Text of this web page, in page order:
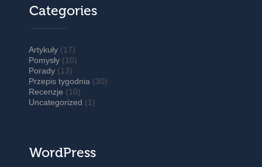
Categories
Artykuły (17)
Pomysły (10)
Porady (13)
Przepis tygodnia (30)
Recenzje (10)
Uncategorized (1)
WordPress